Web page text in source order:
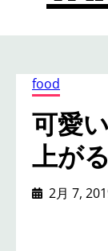
food
可愛
上が
2月 7,